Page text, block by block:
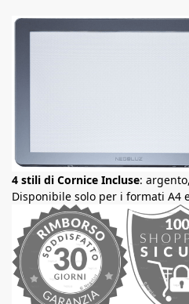
4 stili di Cornice Incluse:
Disponibile solo per i formati A4